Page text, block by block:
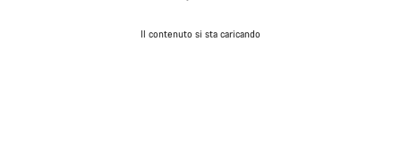
Il contenuto si sta caricando